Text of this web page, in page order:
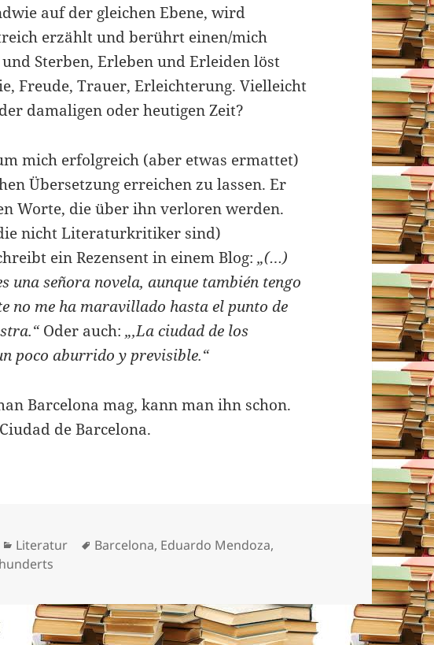
auf der gleichen Ebene, wird
erzählt und berührt einen/mich
Sterben, Erleben und Erleiden löst
Freude, Trauer, Erleichterung. Vielleicht
damaligen oder heutigen Zeit?
mich erfolgreich (aber etwas ermattet)
Übersetzung erreichen zu lassen. Er
Worte, die über ihn verloren werden.
nicht Literaturkritiker sind)
ein Rezensent in einem Blog:„(…)
una señora novela, aunque también tengo
no me ha maravillado hasta el punto de
Oder auch:„‚La ciudad de los
poco aburrido y previsible.“
Barcelona mag, kann man ihn schon.
de Barcelona.
Kategorien
Literatur Schlagwörter
Barcelona, Eduardo Mendoza,